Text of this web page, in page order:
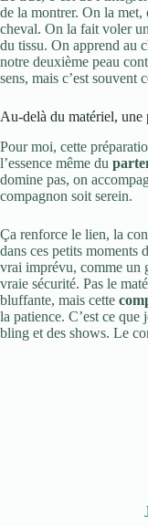
de la montrer. On la met,
cheval. On la fait voler
du tissu. On apprend au
notre deuxième peau
sens, mais c’est souvent
Au-delà du matériel, une
Pour moi, cette
l’essence même du
domine pas, on
compagnon soit serein.
Ça renforce le lien, la
dans ces petits moments
vrai imprévu, comme un
vraie sécurité. Pas le
bluffante, mais cette
la patience. C’est ce
bling et des shows. Le